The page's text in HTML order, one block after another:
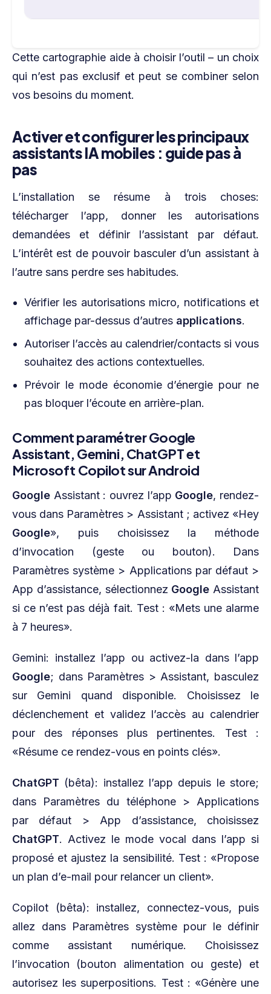
Cette cartographie aide à choisir l’outil – un choix
qui n’est pas exclusif et peut se combiner selon
vos besoins du moment.
Activer et configurer les principaux
assistants IA mobiles : guide pas à
pas
L’installation se résume à trois choses:
télécharger l’app, donner les autorisations
demandées et définir l’assistant par défaut.
L’intérêt est de pouvoir basculer d’un assistant à
l’autre sans perdre ses habitudes.
Vérifier les autorisations micro, notifications et
affichage par-dessus d’autres applications.
Autoriser l’accès au calendrier/contacts si vous
souhaitez des actions contextuelles.
Prévoir le mode économie d’énergie pour ne
pas bloquer l’écoute en arrière-plan.
Comment paramétrer Google
Assistant, Gemini, ChatGPT et
Microsoft Copilot sur Android
Google Assistant : ouvrez l’app Google, rendez-
vous dans Paramètres > Assistant ; activez «Hey
Google», puis choisissez la méthode
d’invocation (geste ou bouton). Dans
Paramètres système > Applications par défaut >
App d’assistance, sélectionnez Google Assistant
si ce n’est pas déjà fait. Test : «Mets une alarme
à 7 heures».
Gemini: installez l’app ou activez-la dans l’app
Google; dans Paramètres > Assistant, basculez
sur Gemini quand disponible. Choisissez le
déclenchement et validez l’accès au calendrier
pour des réponses plus pertinentes. Test :
«Résume ce rendez-vous en points clés».
ChatGPT (bêta): installez l’app depuis le store;
dans Paramètres du téléphone > Applications
par défaut > App d’assistance, choisissez
ChatGPT. Activez le mode vocal dans l’app si
proposé et ajustez la sensibilité. Test : «Propose
un plan d’e-mail pour relancer un client».
Copilot (bêta): installez, connectez-vous, puis
allez dans Paramètres système pour le définir
comme assistant numérique. Choisissez
l’invocation (bouton alimentation ou geste) et
autorisez les superpositions. Test : «Génère une